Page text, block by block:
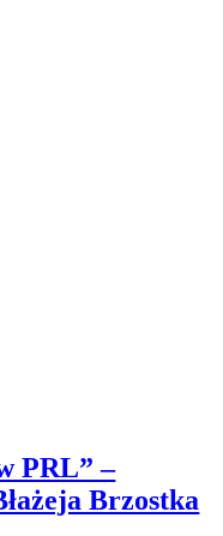
PRL” –
Brzostka